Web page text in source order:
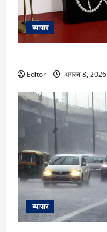
व्यापार
Editor अगस्त 8, 2026
व्यापार